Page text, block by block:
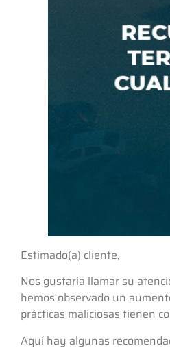
Estimado(a) cliente,
Nos gustaría llamar su
hemos observado un
prácticas maliciosas tienen
Aquí hay algunas